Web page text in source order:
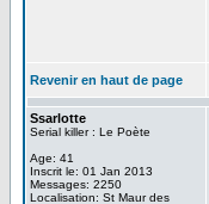
Revenir en haut de page
Ssarlotte
Serial killer : Le Poète
Age: 41
Inscrit le: 01 Jan 2013
Messages: 2250
Localisation: St Maur des